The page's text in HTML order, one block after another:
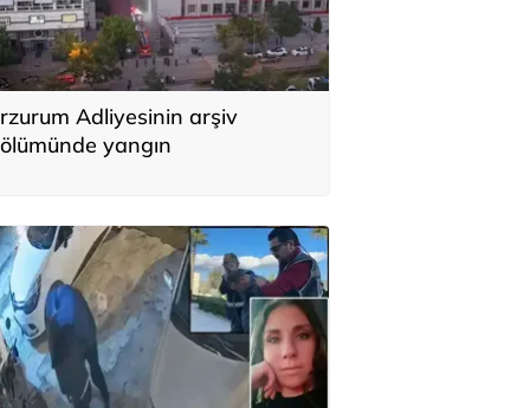
Adliyesinin arşiv
yangın